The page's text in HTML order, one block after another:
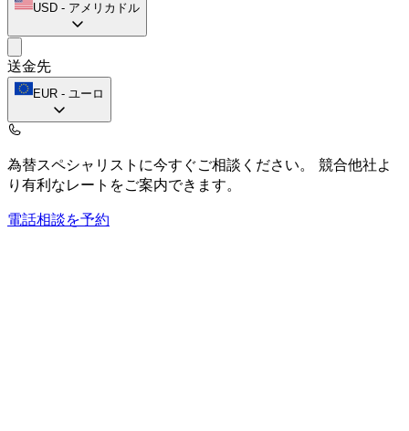
USD - アメリカドル
送金先
EUR - ユーロ
為替スペシャリストに今すぐご相談ください。 競合他社よ
り有利なレートをご案内できます。
電話相談を予約